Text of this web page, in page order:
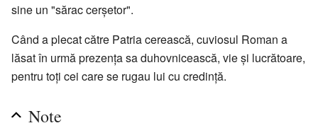
sine un "sărac cerșetor".
Când a plecat către Patria cerească, cuviosul Roman a
lăsat în urmă prezența sa duhovnicească, vie și lucrătoare,
pentru toți cei care se rugau lui cu credință.
Note